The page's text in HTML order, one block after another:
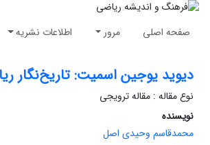
صفحه اصلی مرور اطلاعات نشریه
دیوید یوجین اسمیت: تاریخ‌نگار
نوع مقاله : مقاله ترویجی
نویسنده
محمد‌قاسم وحیدی‌ اصل